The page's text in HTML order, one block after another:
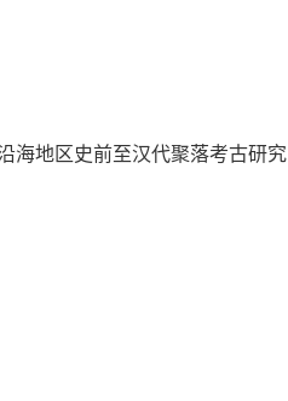
海地区史前至汉代聚落考古研究